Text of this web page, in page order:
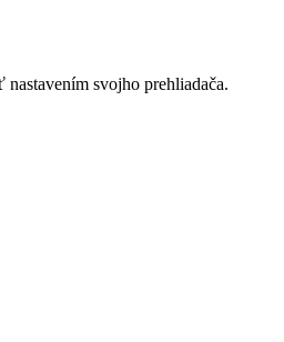
svojho prehliadača.